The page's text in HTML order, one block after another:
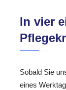
In vier
Sobald Sie
eines